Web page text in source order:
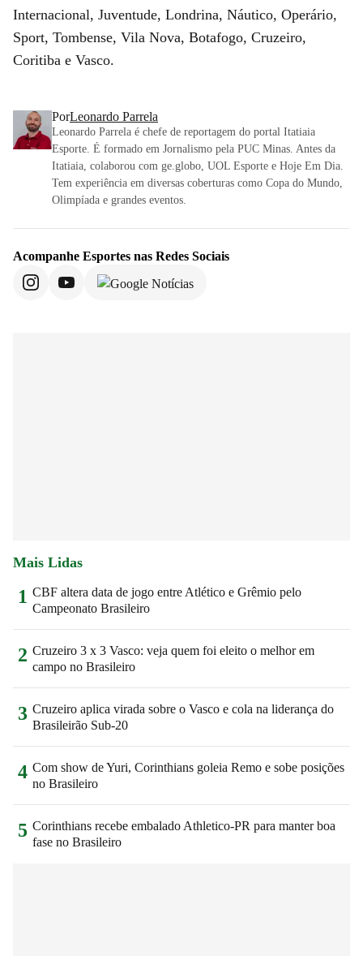
Internacional, Juventude, Londrina, Náutico, Operário,
Sport, Tombense, Vila Nova, Botafogo, Cruzeiro,
Coritiba e Vasco.
PorLeonardo Parrela
Leonardo Parrela é chefe de reportagem do portal Itatiaia
Esporte. É formado em Jornalismo pela PUC Minas. Antes da
Itatiaia, colaborou com ge.globo, UOL Esporte e Hoje Em Dia.
Tem experiência em diversas coberturas como Copa do Mundo,
Olimpíada e grandes eventos.
Acompanhe Esportes nas Redes Sociais
Mais Lidas
1 CBF altera data de jogo entre Atlético e Grêmio pelo
Campeonato Brasileiro
2 Cruzeiro 3 x 3 Vasco: veja quem foi eleito o melhor em
campo no Brasileiro
3 Cruzeiro aplica virada sobre o Vasco e cola na liderança do
Brasileirão Sub-20
4 Com show de Yuri, Corinthians goleia Remo e sobe posições
no Brasileiro
5 Corinthians recebe embalado Athletico-PR para manter boa
fase no Brasileiro